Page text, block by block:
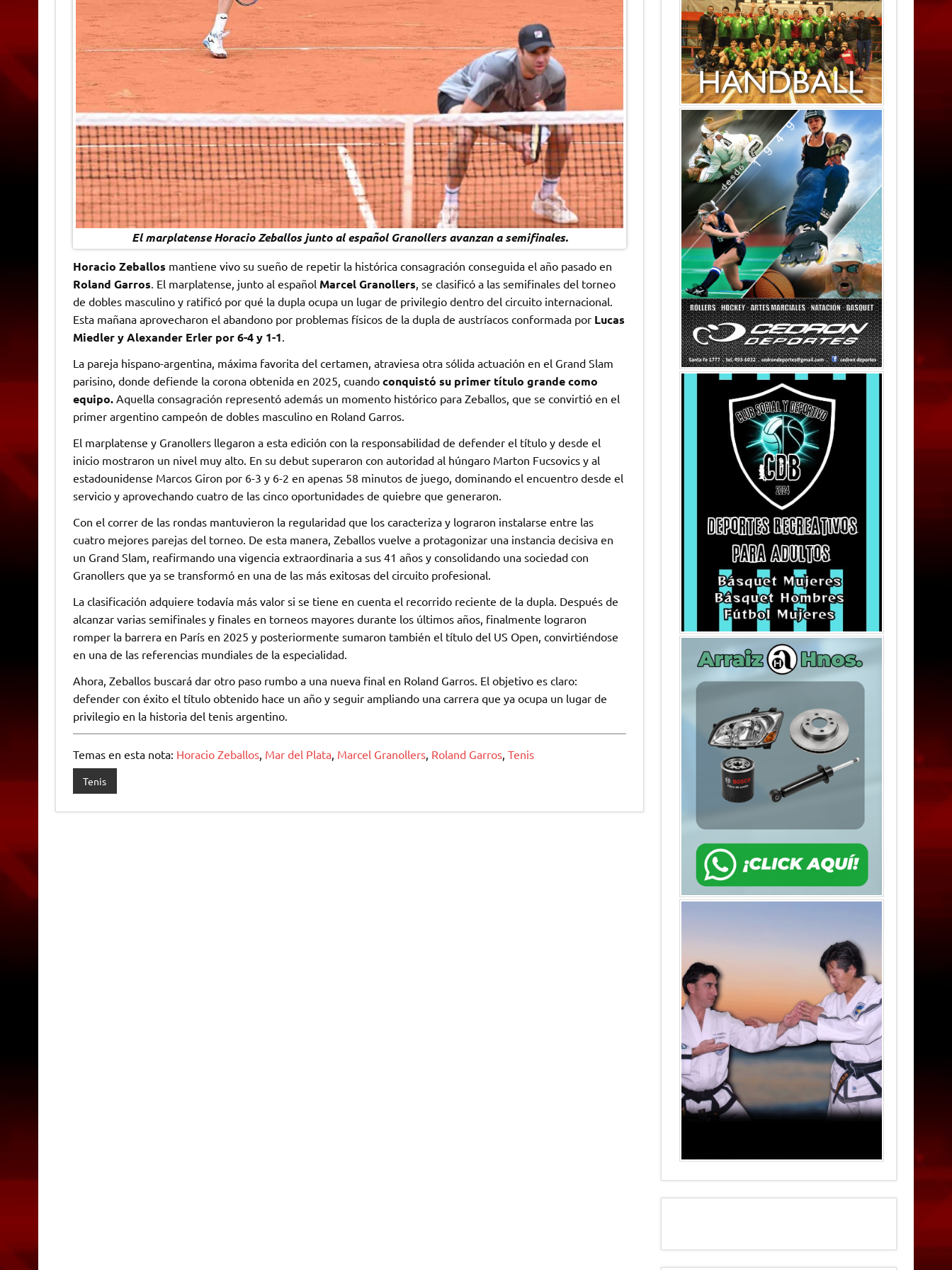
El marplatense Horacio Zeballos junto al español Granollers avanzan a semifinales.
Horacio Zeballos mantiene vivo su sueño de repetir la histórica consagración conseguida el año pasado en
Roland Garros. El marplatense, junto al español Marcel Granollers, se clasificó a las semifinales del torneo
de dobles masculino y ratificó por qué la dupla ocupa un lugar de privilegio dentro del circuito internacional.
Esta mañana aprovecharon el abandono por problemas físicos de la dupla de austríacos conformada por Lucas
Miedler y Alexander Erler por 6-4 y 1-1.
La pareja hispano-argentina, máxima favorita del certamen, atraviesa otra sólida actuación en el Grand Slam
parisino, donde defiende la corona obtenida en 2025, cuando conquistó su primer título grande como
equipo.Aquella consagración representó además un momento histórico para Zeballos, que se convirtió en el
primer argentino campeón de dobles masculino en Roland Garros.
El marplatense y Granollers llegaron a esta edición con la responsabilidad de defender el título y desde el
inicio mostraron un nivel muy alto. En su debut superaron con autoridad al húngaro Marton Fucsovics y al
estadounidense Marcos Giron por 6-3 y 6-2 en apenas 58 minutos de juego, dominando el encuentro desde el
servicio y aprovechando cuatro de las cinco oportunidades de quiebre que generaron.
Con el correr de las rondas mantuvieron la regularidad que los caracteriza y lograron instalarse entre las
cuatro mejores parejas del torneo. De esta manera, Zeballos vuelve a protagonizar una instancia decisiva en
un Grand Slam, reafirmando una vigencia extraordinaria a sus 41 años y consolidando una sociedad con
Granollers que ya se transformó en una de las más exitosas del circuito profesional.
La clasificación adquiere todavía más valor si se tiene en cuenta el recorrido reciente de la dupla. Después de
alcanzar varias semifinales y finales en torneos mayores durante los últimos años, finalmente lograron
romper la barrera en París en 2025 y posteriormente sumaron también el título del US Open, convirtiéndose
en una de las referencias mundiales de la especialidad.
Ahora, Zeballos buscará dar otro paso rumbo a una nueva final en Roland Garros. El objetivo es claro:
defender con éxito el título obtenido hace un año y seguir ampliando una carrera que ya ocupa un lugar de
privilegio en la historia del tenis argentino.
Temas en esta nota: Horacio Zeballos, Mar del Plata, Marcel Granollers, Roland Garros, Tenis
Tenis